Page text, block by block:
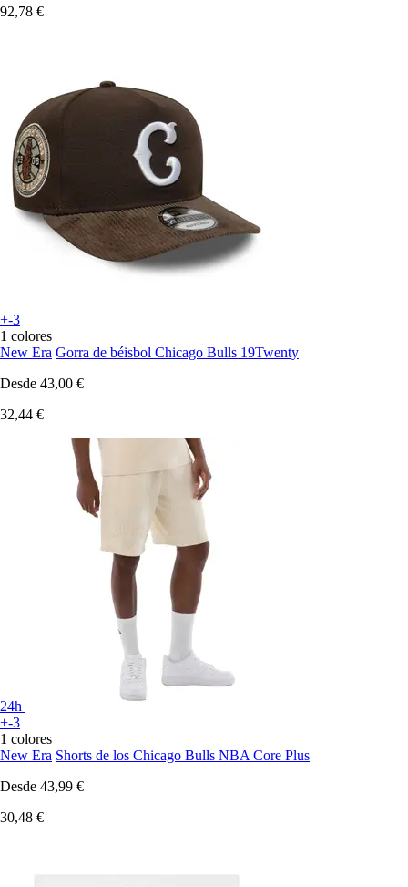
92,78 €
+-3
1 colores
New Era Gorra de béisbol Chicago Bulls 19Twenty
Desde 43,00 €
32,44 €
24h
+-3
1 colores
New Era Shorts de los Chicago Bulls NBA Core Plus
Desde 43,99 €
30,48 €